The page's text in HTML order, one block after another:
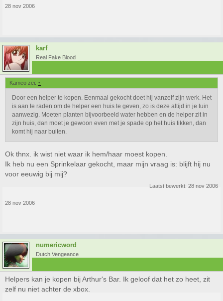
28 nov 2006
karf
Real Fake Blood
Kameo zei: ↑
Door een helper te kopen. Eenmaal gekocht doet hij vanzelf zijn werk. Het
is aan te raden om de helper een huis te geven, zo is deze altijd in je tuin
aanwezig. Moeten planten bijvoorbeeld water hebben en de helper zit in
zijn huis, dan moet je gewoon even met je spade op het huis tikken, dan
komt hij naar buiten.
Ok thnx. ik wist niet waar ik hem/haar moest kopen.
Ik heb nu een Sprinkelaar gekocht, maar mijn vraag is: blijft hij nu
voor eeuwig bij mij?
Laatst bewerkt: 28 nov 2006
28 nov 2006
numericword
Dutch Vengeance
Helpers kan je kopen bij Arthur's Bar. Ik geloof dat het zo heet, zit
zelf nu niet achter de xbox.